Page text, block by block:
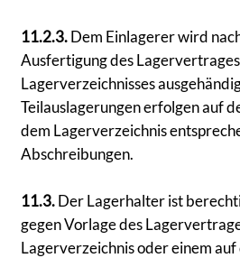
11.2.3.Dem Einlagerer wird
Ausfertigung des
Lagerverzeichnisses
Teilauslagerungen erfolgen auf
dem Lagerverzeichnis
Abschreibungen.
11.3.Der Lagerhalter ist
gegen Vorlage des
Lagerverzeichnis oder einem